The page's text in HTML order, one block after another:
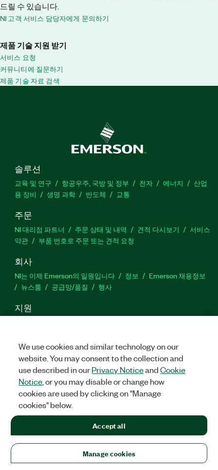
드릴 수 있습니다.
NI 고객 서비스 담당자에게 문의하기
제품 기술 지원 받기
서비스 요청
커뮤니티에 질문하기
제품 기술 자료 검색
솔루션
교육 및 연구 항공우주, 국방 및 정부 전자 에너지
산업
용 장비
생명 과학 반도체 교통
주문
NI 대리점 파트너 주문 상태 및 내역 견적 다시보기
서비스
약관
부품 번호로 주문 또는 견적 요청
회사
NI는 이제 Emerson의 일원입니다 정보
Emerson 채용정보
뉴스룸
공급망/품질 행사
지원
Facebook
TwitterLinkedIn
NATIONAL INSTRUMENTS CORP. 판권 소유. 한국내쇼날인스트루먼
트㈜ | 주소: 서울특별시 영등포구 여의대로 108, 36층 (여의도동,
파크원 타워1) | 대표자: 수리후앗, 페드로와이안드라데 | 사업자 등
록번호: 214-81-91583 | 대표전화: 02-3451-3400
We use cookies and similar technology on our
website. You may consent to the collection and
use described in ourPrivacy NoticeandCookie
Notice , or you may disable or change how
cookies are used by clicking on "Manage
cookies" below.
Manage cookies
Accept all